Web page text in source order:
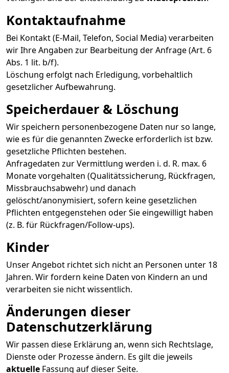
Kontaktaufnahme
Bei Kontakt (E-Mail, Telefon, Social Media) verarbeiten
wir Ihre Angaben zur Bearbeitung der Anfrage (Art. 6
Abs. 1 lit. b/f).
Löschung erfolgt nach Erledigung, vorbehaltlich
gesetzlicher Aufbewahrung.
Speicherdauer & Löschung
Wir speichern personenbezogene Daten nur so lange,
wie es für die genannten Zwecke erforderlich ist bzw.
gesetzliche Pflichten bestehen.
Anfragedaten zur Vermittlung werden i. d. R. max. 6
Monate vorgehalten (Qualitätssicherung, Rückfragen,
Missbrauchsabwehr) und danach
gelöscht/anonymisiert, sofern keine gesetzlichen
Pflichten entgegenstehen oder Sie eingewilligt haben
(z. B. für Rückfragen/Follow-ups).
Kinder
Unser Angebot richtet sich nicht an Personen unter 18
Jahren. Wir fordern keine Daten von Kindern an und
verarbeiten sie nicht wissentlich.
Änderungen dieser
Datenschutzerklärung
Wir passen diese Erklärung an, wenn sich Rechtslage,
Dienste oder Prozesse ändern. Es gilt die jeweils
aktuelle Fassung auf dieser Seite.